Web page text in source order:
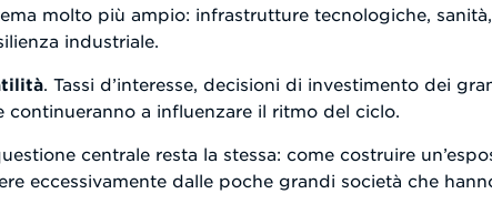
molto più ampio: infrastrutture tecnologiche,
industriale.
. Tassi d’interesse, decisioni di investimento dei
a influenzare il ritmo del ciclo.
centrale resta la stessa: come costruire
eccessivamente dalle poche grandi società che